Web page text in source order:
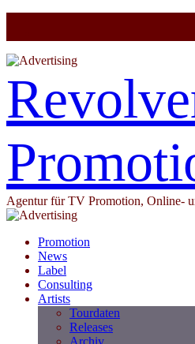
Agentur für TV Promotion, Online-
Promotion
News
Label
Consulting
Artists
Tourdaten
Releases
Archiv